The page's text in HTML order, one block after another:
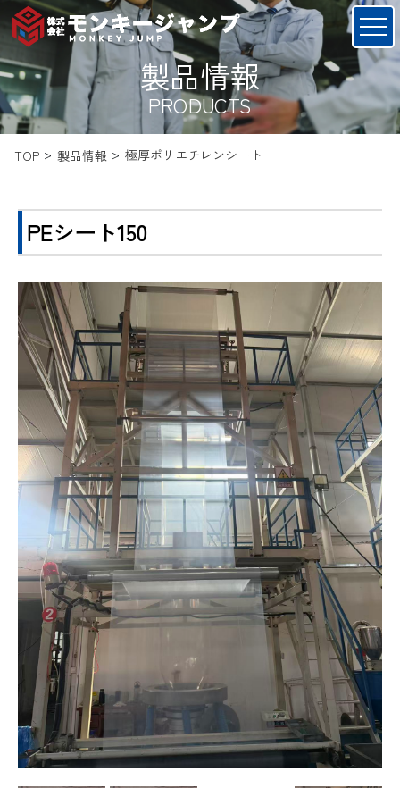
製品情報
PRODUCTS
TOP 製品情報 極厚ポリエチレンシート
PEシート150